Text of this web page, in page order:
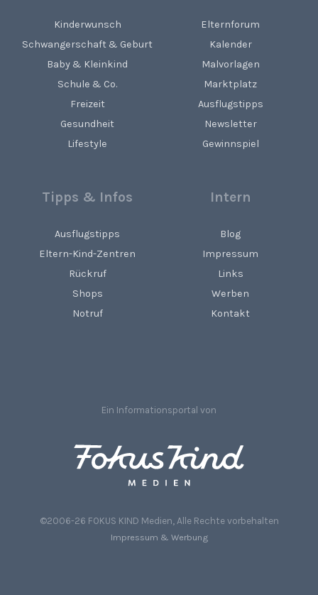
Kinderwunsch
Schwangerschaft & Geburt
Baby & Kleinkind
Schule & Co.
Freizeit
Gesundheit
Lifestyle
Elternforum
Kalender
Malvorlagen
Marktplatz
Ausflugstipps
Newsletter
Gewinnspiel
Tipps & Infos
Ausflugstipps
Eltern-Kind-Zentren
Rückruf
Shops
Notruf
Intern
Blog
Impressum
Links
Werben
Kontakt
Ein Informationsportal von
©2006-26 FOKUS KIND Medien, Alle Rechte vorbehalten
Impressum & Werbung